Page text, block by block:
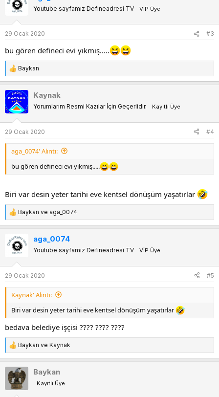
e
r
Youtube sayfamız Defineadresi TV VİP Üye
29 Ocak 2020 #3
bu gören defineci evi yıkmış.....
T
e
p
k
i
l
e
r
:
Baykan
Kaynak
Yorumlarım Resmi Kazılar İçin Geçerlidir. Kayıtlı Üye
29 Ocak 2020 #4
aga_0074' Alıntı:
bu gören defineci evi yıkmış.....
Biri var desin yeter tarihi eve kentsel dönüşüm yaşatırlar
T
e
k
e
r
:
Baykan ve aga_0074
aga_0074
Youtube sayfamız Defineadresi TV VİP Üye
29 Ocak 2020 #5
Kaynak' Alıntı:
Biri var desin yeter tarihi eve kentsel dönüşüm yaşatırlar
bedava belediye işçisi ???? ???? ????
T
e
p
k
i
Baykan ve Kaynak
Baykan
Kayıtlı Üye